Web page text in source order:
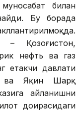
билан
Бу борада
– Қозоғистон,
нефть ва газ
етакчи давлати
ва Яқин Шарқ
айланишни
доирасидаги